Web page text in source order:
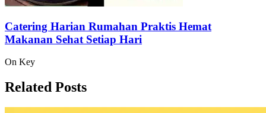
Catering Harian Rumahan Praktis Hemat
Makanan Sehat Setiap Hari
On Key
Related Posts